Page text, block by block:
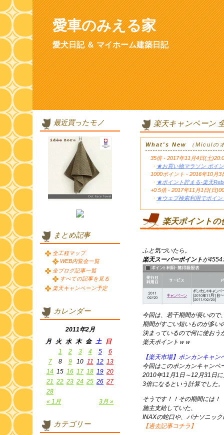
愛車のみえる家
愛犬日記 ＆ マイホーム建築日記
楽天キャンペーン
What's New （Miculの
35倍 - 2017年11月4日(土
・ ★お買い物マラソン ポイ
1000ポイント - 2016年10月
・ ★ポイント貯まる-楽天
+0.5倍 - 2017年11月1日(日
・ ★ウェブ検索利用でポイン
楽天ポイントの
ふと気づいたら。
楽天スーパーポイントが4554
今回は、若干期間が長いの
期間がすごい短いものが多い
決まっているので何に使おう
楽天ポイントｗｗ
【楽天市場】ポンカンキャン
今回はこのポンカンキャンペ
2010年11月1日～12月31日
3倍になるという計算でした。
そうです！！その期間には！
施主支給していた、
INAXの蛇口や、パナソニッ
【過去記事コチラ】
最近買ったモノ
まとめ記事
全工程マップ
WEB内覧会一覧
全ブログ記事一覧
すべての記事を見る
楽天キャンペーン予定
カレンダー
2011年2月
月
火 水 木 金 土 日
« 1月 3月 »
1 2 3 4 5
6
7
8 9 10 11 12 13
14 15 16 17 18 19 20
21 22 23 24 25 26 27
28
カテゴリー